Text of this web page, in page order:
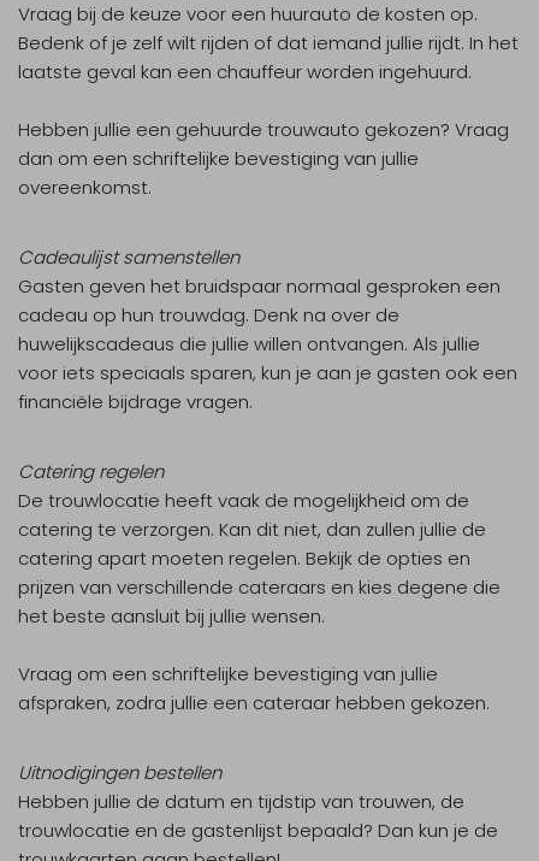
Vraag bij de keuze voor een huurauto de kosten op.
Bedenk of je zelf wilt rijden of dat iemand jullie rijdt. In het
laatste geval kan een chauffeur worden ingehuurd.
Hebben jullie een gehuurde trouwauto gekozen? Vraag
dan om een schriftelijke bevestiging van jullie
overeenkomst.
Cadeaulijst samenstellen
Gasten geven het bruidspaar normaal gesproken een
cadeau op hun trouwdag. Denk na over de
huwelijkscadeaus die jullie willen ontvangen. Als jullie
voor iets speciaals sparen, kun je aan je gasten ook een
financiële bijdrage vragen.
Catering regelen
De trouwlocatie heeft vaak de mogelijkheid om de
catering te verzorgen. Kan dit niet, dan zullen jullie de
catering apart moeten regelen. Bekijk de opties en
prijzen van verschillende cateraars en kies degene die
het beste aansluit bij jullie wensen.
Vraag om een schriftelijke bevestiging van jullie
afspraken, zodra jullie een cateraar hebben gekozen.
Uitnodigingen bestellen
Hebben jullie de datum en tijdstip van trouwen, de
trouwlocatie en de gastenlijst bepaald? Dan kun je de